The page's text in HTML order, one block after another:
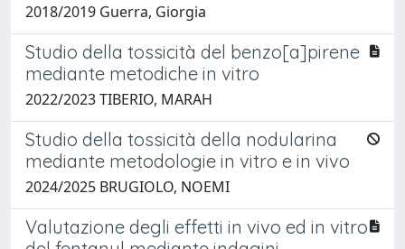
2018/2019 Guerra, Giorgia
Studio della tossicità del benzo[a]pirene
mediante metodiche in vitro
2022/2023 TIBERIO, MARAH
Studio della tossicità della nodularina
mediante metodologie in vitro e in vivo
2024/2025 BRUGIOLO, NOEMI
Valutazione degli effetti in vivo ed in vitro